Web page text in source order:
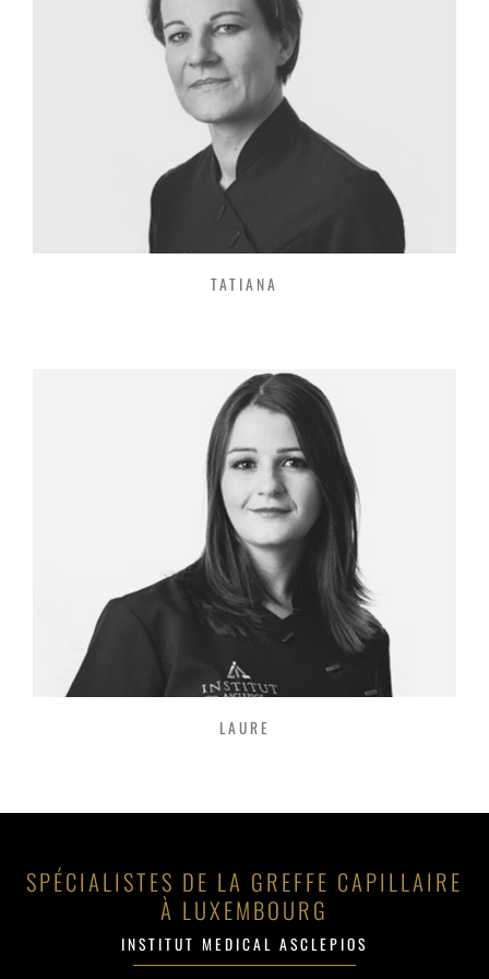
TATIANA
LAURE
SPÉCIALISTES DE LA GREFFE CAPILLAIRE
À LUXEMBOURG
INSTITUT MEDICAL ASCLEPIOS